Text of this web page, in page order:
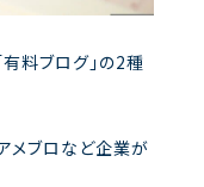
料ブログ」の2種
メブロなど企業が